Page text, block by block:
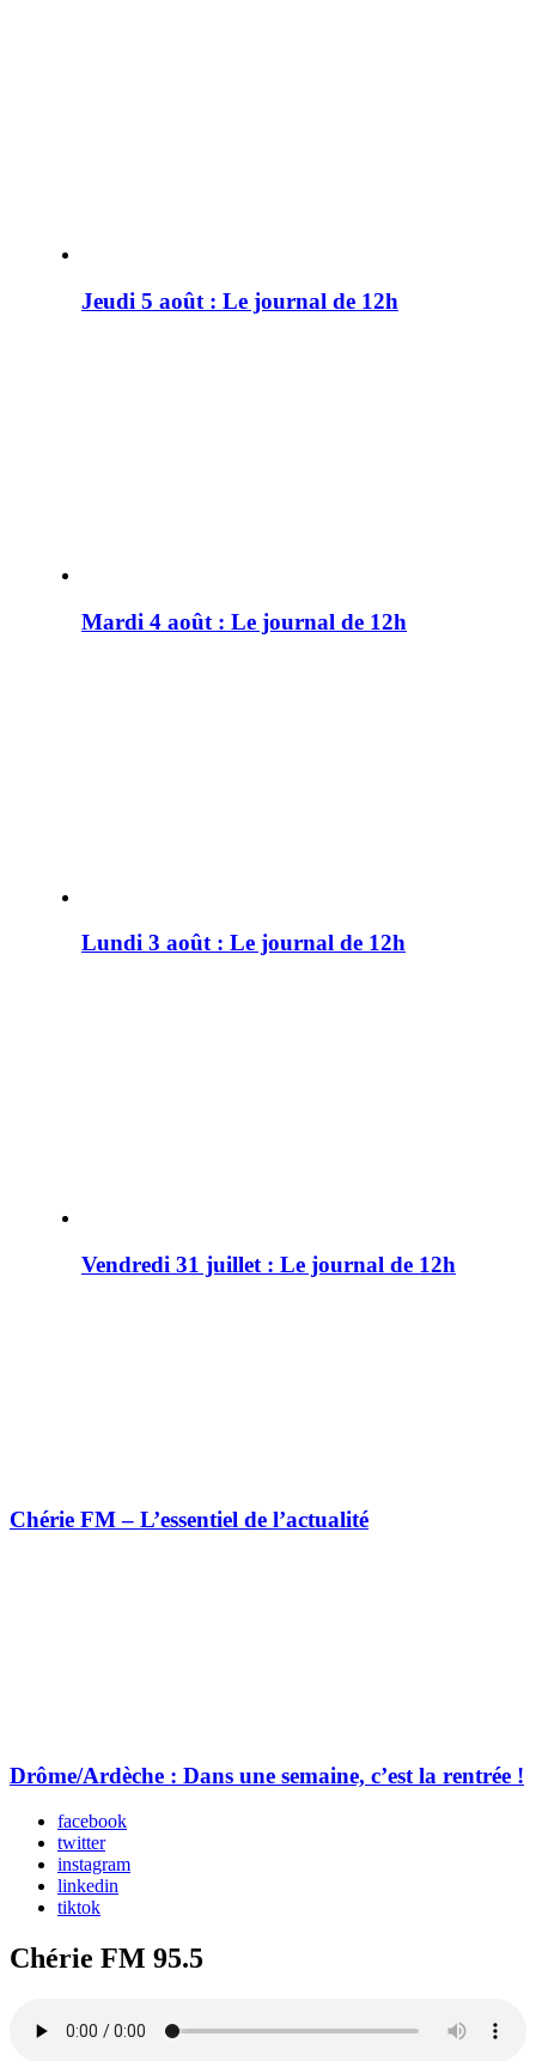
Jeudi 5 août : Le journal de 12h
Mardi 4 août : Le journal de 12h
Lundi 3 août : Le journal de 12h
Vendredi 31 juillet : Le journal de 12h
Chérie FM – L’essentiel de l’actualité
Drôme/Ardèche : Dans une semaine, c’est la rentrée !
facebook
twitter
instagram
linkedin
tiktok
Chérie FM 95.5